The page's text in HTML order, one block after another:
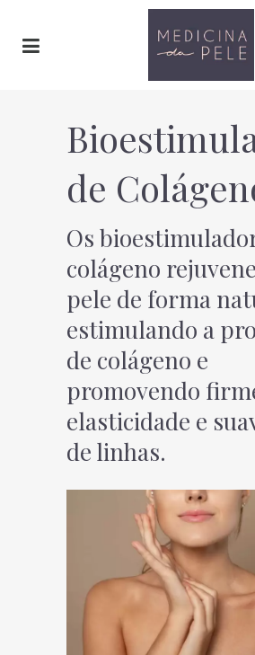
de
Os
colágeno
pele de forma
estimulando a
de colágeno e
promovendo
elasticidade e
de linhas.